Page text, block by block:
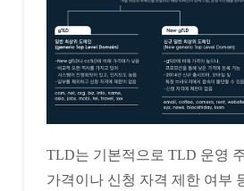
TLD는 기본적으로 TLD 운영
가격이나 신청 자격 제한 여부